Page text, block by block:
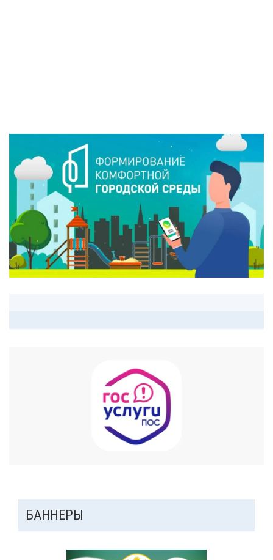
ДОПОЛНИТЕЛЬНАЯ
ПАНЕЛЬ
БАННЕРЫ